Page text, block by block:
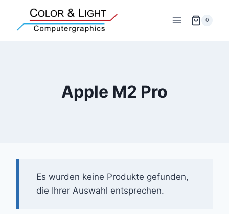
springen
0
Apple M2 Pro
Es wurden keine Produkte gefunden,
die Ihrer Auswahl entsprechen.